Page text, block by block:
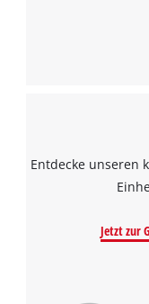
Entdecke unseren
Jetzt zur